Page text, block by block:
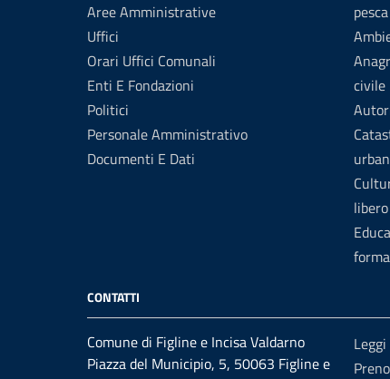
Aree Amministrative
Uffici
Orari Uffici Comunali
Enti E Fondazioni
Politici
Personale Amministrativo
Documenti E Dati
pesca
civile
libero
CONTATTI
Comune di Figline e Incisa Valdarno
Piazza del Municipio, 5, 50063 Figline e